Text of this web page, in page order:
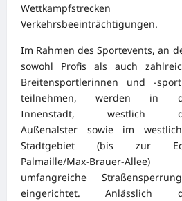
Wettkampfstrecken
Verkehrsbeeinträchtigungen.
Im Rahmen des Sportevents, an
sowohl Profis als auch
Breitensportlerinnen und -
teilnehmen, werden in
Innenstadt, westlich
Außenalster sowie im
Stadtgebiet (bis zur
Palmaille/Max-Brauer-Allee)
umfangreiche
eingerichtet. Anlässlich